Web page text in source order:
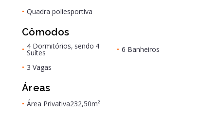
• Quadra poliesportiva
Cômodos
• 4 Dormitórios, sendo 4
Suítes • 6 Banheiros
• 3 Vagas
Áreas
• Área Privativa232,50m²